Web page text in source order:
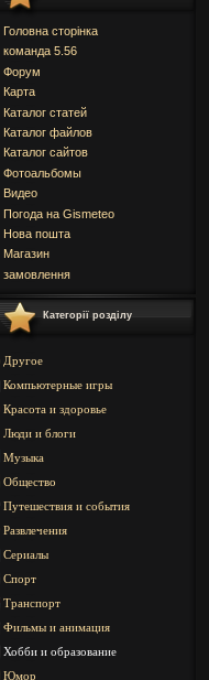
Головна сторінка
команда 5.56
Форум
Карта
Каталог статей
Каталог файлов
Каталог сайтов
Фотоальбомы
Видео
Погода на Gismeteo
Нова пошта
Магазин
замовлення
Категорії розділу
Другое
Компьютерные игры
Красота и здоровье
Люди и блоги
Музыка
Общество
Путешествия и события
Развлечения
Сериалы
Спорт
Транспорт
Фильмы и анимация
Хобби и образование
Юмор